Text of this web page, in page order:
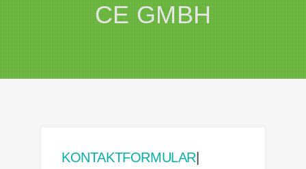
CE GMBH
KONTAKTFORMULAR